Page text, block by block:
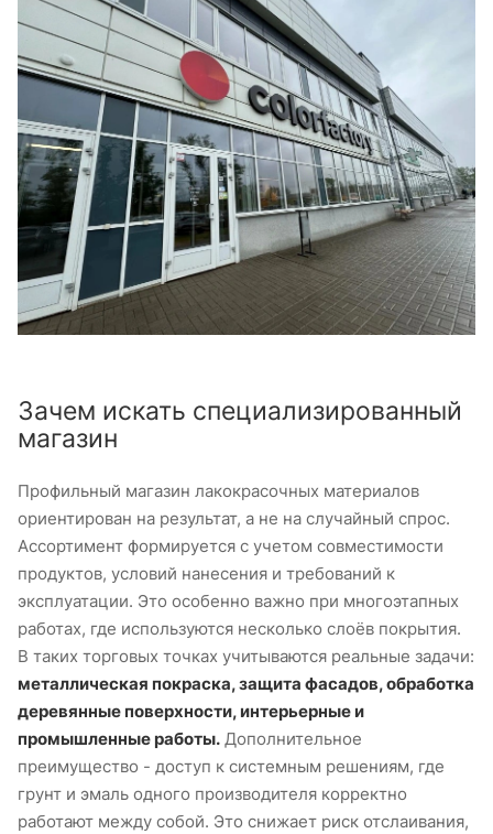
Зачем искать специализированный
магазин
Профильный магазин лакокрасочных материалов
ориентирован на результат, а не на случайный спрос.
Ассортимент формируется с учетом совместимости
продуктов, условий нанесения и требований к
эксплуатации. Это особенно важно при многоэтапных
работах, где используются несколько слоёв покрытия.
В таких торговых точках учитываются реальные задачи:
металлическая покраска, защита фасадов, обработка
деревянные поверхности, интерьерные и
промышленные работы. Дополнительное
преимущество - доступ к системным решениям, где
грунт и эмаль одного производителя корректно
работают между собой. Это снижает риск отслаивания,